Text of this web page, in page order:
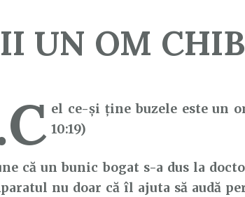
UN OM
el ce-şi ţine buzele este un
10:19)
că un bunic bogat s-a dus la
nu doar că îl ajuta să audă